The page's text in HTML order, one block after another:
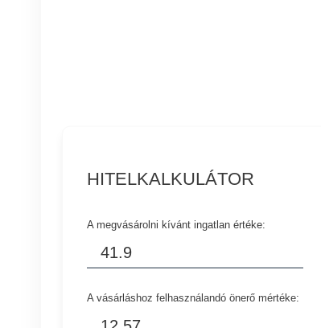
HITELKALKULÁTOR
A megvásárolni kívánt ingatlan értéke:
A vásárláshoz felhasználandó önerő mértéke: